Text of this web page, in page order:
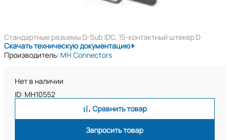
Стандартные разъемы D-Sub IDC, 15-контактный штекер D
Скачать техническую документацию
Производитель: MH Connectors
Нет в наличии
ID: MH10552
Сравнить товар
Запросить товар